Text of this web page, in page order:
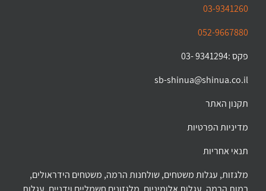
03-9341260
052-9667880
פקס :9341294 -03
sb-shinua@shinua.co.il
תקנון האתר
מדיניות הפרטיות
תנאי אחריות
מלגזות, עגלות משטחים, שולחנות הרמה, משטחים הידראולים,